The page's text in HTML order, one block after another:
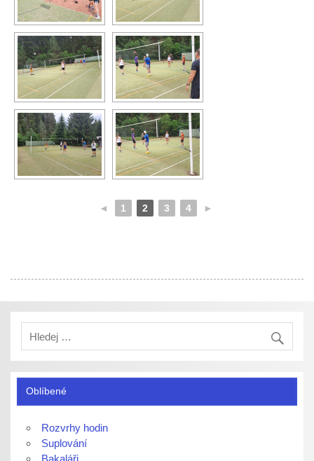
◄ 1 2 3 4 ►
Oblíbené
Rozvrhy hodin
Suplování
Bakaláři